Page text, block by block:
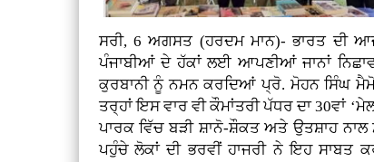
ਸਰੀ, 6 ਅਗਸਤ (ਹਰਦਮ ਮਾਨ)- ਭਾਰਤ ਦੀ
ਪੰਜਾਬੀਆਂ ਦੇ ਹੱਕਾਂ ਲਈ ਆਪਣੀਆਂ ਜਾਨਾਂ
ਕੁਰਬਾਨੀ ਨੂੰ ਨਮਨ ਕਰਦਿਆਂ ਪ੍ਰੋ. ਮੋਹਨ ਸਿੰਘ
ਤਰ੍ਹਾਂ ਇਸ ਵਾਰ ਵੀ ਕੌਮਾਂਤਰੀ ਪੱਧਰ ਦਾ 30ਵਾਂ
ਪਾਰਕ ਵਿੱਚ ਬੜੀ ਸ਼ਾਨੋ-ਸ਼ੌਕਤ ਅਤੇ ਉਤਸ਼ਾਹ
ਪਹੁੰਚੇ ਲੋਕਾਂ ਦੀ ਭਰਵੀਂ ਹਾਜਰੀ ਨੇ ਇਹ ਸਾਬਤ